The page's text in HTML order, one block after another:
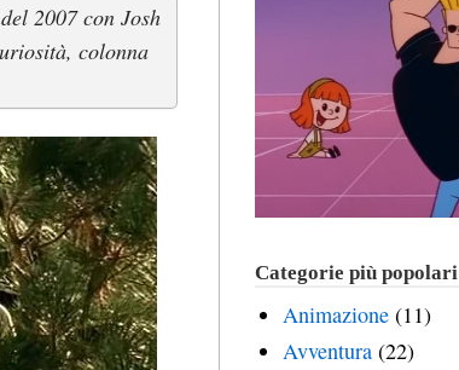
2007 con Josh
colonna
Categorie più popolari
Animazione (11)
Avventura (22)